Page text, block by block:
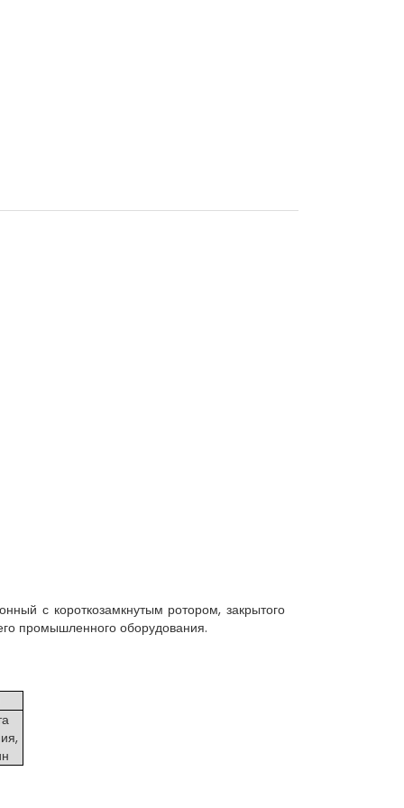
с короткозамкнутым ротором, закрытого
промышленного оборудования.